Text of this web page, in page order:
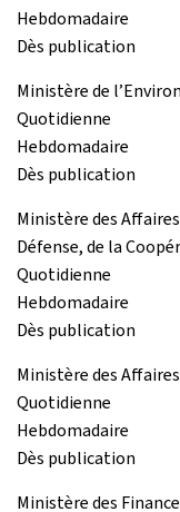
Hebdomadaire
Dès publication
Ministère de
Quotidienne
Hebdomadaire
Dès publication
Ministère des
Défense, de la
Quotidienne
Hebdomadaire
Dès publication
Ministère des
Quotidienne
Hebdomadaire
Dès publication
Ministère des